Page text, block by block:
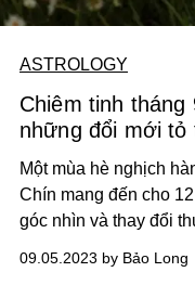
ASTROLOGY
Chiêm tinh
những đổi mới tỏ
Một mùa hè nghịch
Chín mang đến cho
góc nhìn và thay đổi
09.05.2023 by Bảo Long